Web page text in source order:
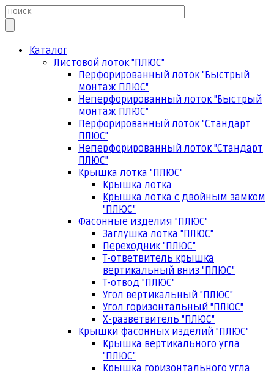
Каталог
Листовой лоток "ПЛЮС"
Перфорированный лоток "Быстрый
монтаж ПЛЮС"
Неперфорированный лоток "Быстрый
монтаж ПЛЮС"
Перфорированный лоток "Стандарт
ПЛЮС"
Неперфорированный лоток "Стандарт
ПЛЮС"
Крышка лотка "ПЛЮС"
Крышка лотка
Крышка лотка с двойным замком
"ПЛЮС"
Фасонные изделия "ПЛЮС"
Заглушка лотка "ПЛЮС"
Переходник "ПЛЮС"
Т-ответвитель крышка
вертикальный вниз "ПЛЮС"
Т-отвод "ПЛЮС"
Угол вертикальный "ПЛЮС"
Угол горизонтальный "ПЛЮС"
Х-разветвитель "ПЛЮС"
Крышки фасонных изделий "ПЛЮС"
Крышка вертикального угла
"ПЛЮС"
Крышка горизонтального угла